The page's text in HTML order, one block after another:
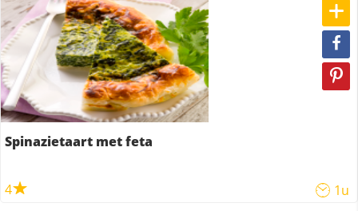
Spinazietaart met feta
4 1u